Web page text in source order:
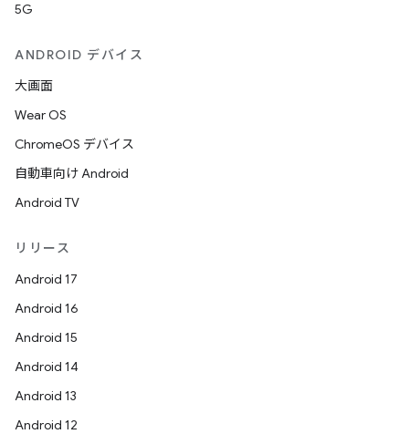
5G
ANDROID デバイス
大画面
Wear OS
ChromeOS デバイス
自動車向け Android
Android TV
リリース
Android 17
Android 16
Android 15
Android 14
Android 13
Android 12